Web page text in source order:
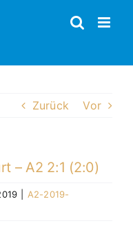
Zurück Vor
– A2 2:1 (2:0)
A2-2019-